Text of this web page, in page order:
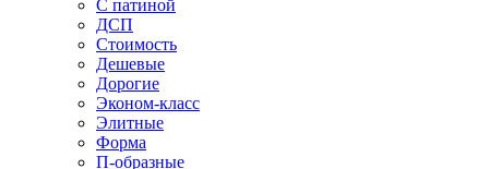
С патиной
ДСП
Стоимость
Дешевые
Дорогие
Эконом-класс
Элитные
Форма
П-образные